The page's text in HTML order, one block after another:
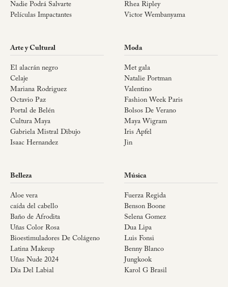
Nadie Podrá Salvarte
Películas Impactantes
Rhea Ripley
Victor Wembanyama
Arte y Cultural
El alacrán negro
Celaje
Mariana Rodriguez
Octavio Paz
Portal de Belén
Cultura Maya
Gabriela Mistral Dibujo
Isaac Hernandez
Moda
Met gala
Natalie Portman
Valentino
Fashion Week Paris
Bolsos De Verano
Maya Wigram
Iris Apfel
Jin
Belleza
Aloe vera
caída del cabello
Baño de Afrodita
Uñas Color Rosa
Bioestimuladores De Colágeno
Latina Makeup
Uñas Nude 2024
Día Del Labial
Música
Fuerza Regida
Benson Boone
Selena Gomez
Dua Lipa
Luis Fonsi
Benny Blanco
Jungkook
Karol G Brasil